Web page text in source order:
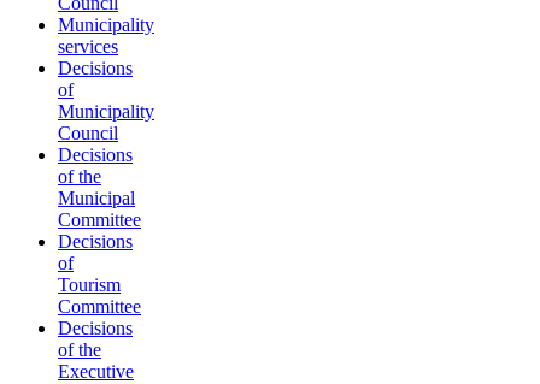
Municipality
services
Decisions
of
Municipality
Council
Decisions
of the
Municipal
Committee
Decisions
of
Tourism
Committee
Decisions
of the
Executive